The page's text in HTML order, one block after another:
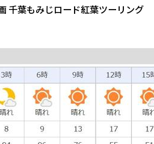
千葉もみじロード紅葉ツーリング